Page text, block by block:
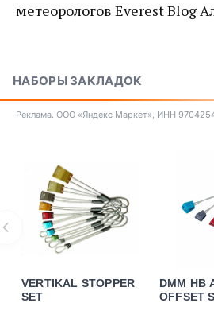
метеорологов Everest Blog
НАБОРЫ ЗАКЛАДОК
Реклама. ООО «Яндекс Маркет», ИНН
VERTIKAL STOPPER
SET
DMM HB
OFFSET